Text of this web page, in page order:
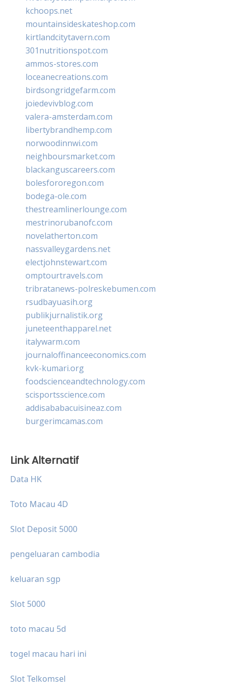
kchoops.net
mountainsideskateshop.com
kirtlandcitytavern.com
301nutritionspot.com
ammos-stores.com
loceanecreations.com
birdsongridgefarm.com
joiedevivblog.com
valera-amsterdam.com
libertybrandhemp.com
norwoodinnwi.com
neighboursmarket.com
blackanguscareers.com
bolesfororegon.com
bodega-ole.com
thestreamlinerlounge.com
mestrinorubanofc.com
novelatherton.com
nassvalleygardens.net
electjohnstewart.com
omptourtravels.com
tribratanews-polreskebumen.com
rsudbayuasih.org
publikjurnalistik.org
juneteenthapparel.net
italywarm.com
journaloffinanceeconomics.com
kvk-kumari.org
foodscienceandtechnology.com
scisportsscience.com
addisababacuisineaz.com
burgerimcamas.com
Link Alternatif
Data HK
Toto Macau 4D
Slot Deposit 5000
pengeluaran cambodia
keluaran sgp
Slot 5000
toto macau 5d
togel macau hari ini
Slot Telkomsel